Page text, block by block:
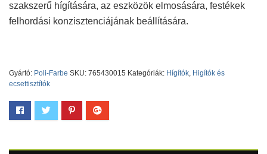
szakszerű hígítására, az eszközök elmosására, festékek
felhordási konzisztenciájának beállítására.
Gyártó: Poli-Farbe SKU: 765430015 Kategóriák: Hígítók, Higítók és
ecsettisztítók